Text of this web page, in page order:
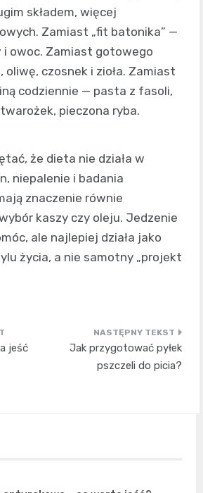
składem, więcej
Zamiast „fit batonika” —
i owoc. Zamiast gotowego
czosnek i zioła. Zamiast
codziennie — pasta z fasoli,
pieczona ryba.
że dieta nie działa w
niepalenie i badania
znaczenie równie
kaszy czy oleju. Jedzenie
ale najlepiej działa jako
życia, a nie samotny „projekt
jeść
Jak przygotować pyłek
pszczeli do picia?